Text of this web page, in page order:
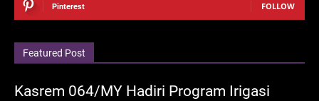
Pinterest FOLLOW
Featured Post
Kasrem 064/MY Hadiri Program Irigasi